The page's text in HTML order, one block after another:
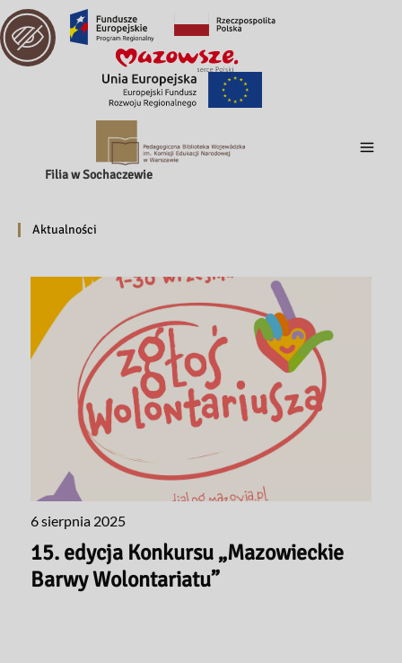
Filia w Sochaczewie
Aktualności
6 sierpnia 2025
15. edycja Konkursu „Mazowieckie
Barwy Wolontariatu”